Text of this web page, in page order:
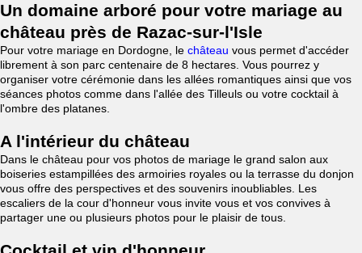
Un domaine arboré pour votre mariage au
château près de Razac-sur-l'Isle
Pour votre mariage en Dordogne, le château vous permet d'accéder
librement à son parc centenaire de 8 hectares. Vous pourrez y
organiser votre cérémonie dans les allées romantiques ainsi que vos
séances photos comme dans l'allée des Tilleuls ou votre cocktail à
l'ombre des platanes.
A l'intérieur du château
Dans le château pour vos photos de mariage le grand salon aux
boiseries estampillées des armoiries royales ou la terrasse du donjon
vous offre des perspectives et des souvenirs inoubliables. Les
escaliers de la cour d'honneur vous invite vous et vos convives à
partager une ou plusieurs photos pour le plaisir de tous.